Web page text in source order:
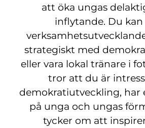
att öka ungas
inflytande. Du kan
strategiskt med
eller vara lokal tränare i
tror att du är
demokratiutveckling, har
på unga och ungas
tycker om att